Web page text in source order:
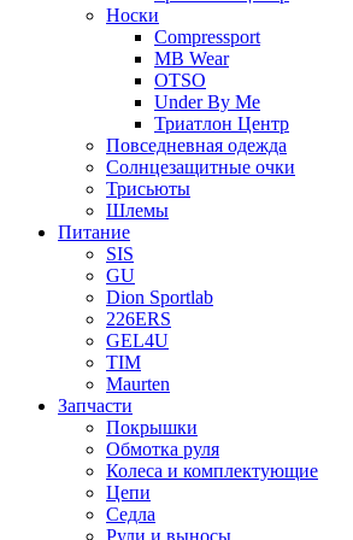
Носки
Compressport
MB Wear
OTSO
Under By Me
Триатлон Центр
Повседневная одежда
Солнцезащитные очки
Трисьюты
Шлемы
Питание
SIS
GU
Dion Sportlab
226ERS
GEL4U
TIM
Maurten
Запчасти
Покрышки
Обмотка руля
Колеса и комплектующие
Цепи
Седла
Рули и выносы